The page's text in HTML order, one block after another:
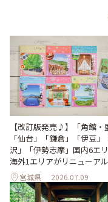
【改訂版発売♪】「角館・
「仙台」「鎌倉」「伊豆」
沢」「伊勢志摩」国内6エ
海外1エリアがリニューアル
宮城県 2026.07.09